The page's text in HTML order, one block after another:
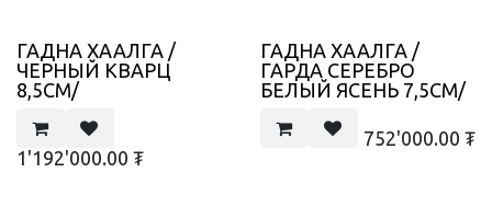
ГАДНА ХААЛГА /
ЧЕРНЫЙ КВАРЦ
8,5СМ/
1'192'000.00 ₮
ГАДНА ХААЛГА /
ГАРДА СЕРЕБРО
БЕЛЫЙ ЯСЕНЬ 7,5СМ/
752'000.00 ₮